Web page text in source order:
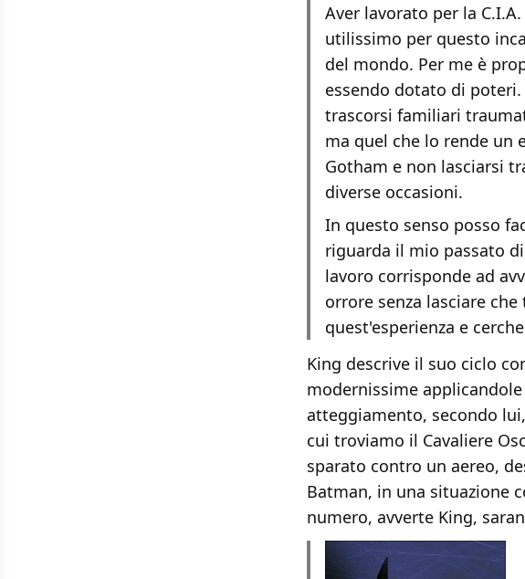
Aver lavorato per la
utilissimo per questo
del mondo. Per me è
essendo dotato di
trascorsi familiari
ma quel che lo rende un
Gotham e non lasciarsi
diverse occasioni.
In questo senso posso
riguarda il mio passato
lavoro corrisponde ad
orrore senza lasciare
quest'esperienza e
King descrive il suo ciclo
modernissime
atteggiamento, secondo
cui troviamo il Cavaliere
sparato contro un aereo,
Batman, in una situazione
numero, avverte King,